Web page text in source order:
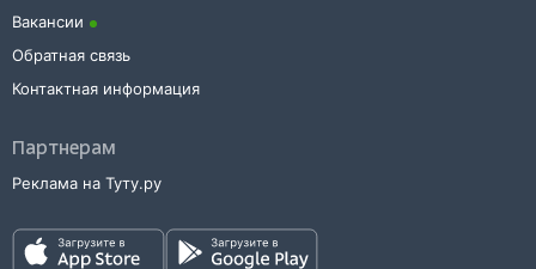
Вакансии
Обратная связь
Контактная информация
Партнерам
Реклама на Туту.ру